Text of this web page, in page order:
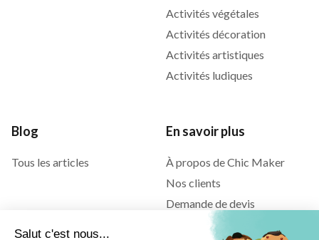
Activités végétales
Activités décoration
Activités artistiques
Activités ludiques
Blog
Tous les articles
En savoir plus
À propos de Chic Maker
Nos clients
Demande de devis
Salut c'est nous...